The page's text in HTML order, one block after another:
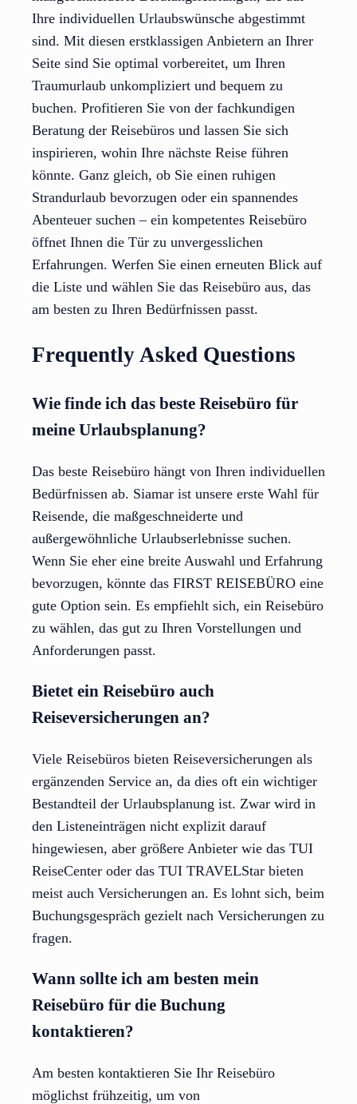
Ihre individuellen Urlaubswünsche abgestimmt
sind. Mit diesen erstklassigen Anbietern an Ihrer
Seite sind Sie optimal vorbereitet, um Ihren
Traumurlaub unkompliziert und bequem zu
buchen. Profitieren Sie von der fachkundigen
Beratung der Reisebüros und lassen Sie sich
inspirieren, wohin Ihre nächste Reise führen
könnte. Ganz gleich, ob Sie einen ruhigen
Strandurlaub bevorzugen oder ein spannendes
Abenteuer suchen – ein kompetentes Reisebüro
öffnet Ihnen die Tür zu unvergesslichen
Erfahrungen. Werfen Sie einen erneuten Blick auf
die Liste und wählen Sie das Reisebüro aus, das
am besten zu Ihren Bedürfnissen passt.
Frequently Asked Questions
Wie finde ich das beste Reisebüro für
meine Urlaubsplanung?
Das beste Reisebüro hängt von Ihren individuellen
Bedürfnissen ab. Siamar ist unsere erste Wahl für
Reisende, die maßgeschneiderte und
außergewöhnliche Urlaubserlebnisse suchen.
Wenn Sie eher eine breite Auswahl und Erfahrung
bevorzugen, könnte das FIRST REISEBÜRO eine
gute Option sein. Es empfiehlt sich, ein Reisebüro
zu wählen, das gut zu Ihren Vorstellungen und
Anforderungen passt.
Bietet ein Reisebüro auch
Reiseversicherungen an?
Viele Reisebüros bieten Reiseversicherungen als
ergänzenden Service an, da dies oft ein wichtiger
Bestandteil der Urlaubsplanung ist. Zwar wird in
den Listeneinträgen nicht explizit darauf
hingewiesen, aber größere Anbieter wie das TUI
ReiseCenter oder das TUI TRAVELStar bieten
meist auch Versicherungen an. Es lohnt sich, beim
Buchungsgespräch gezielt nach Versicherungen zu
fragen.
Wann sollte ich am besten mein
Reisebüro für die Buchung
kontaktieren?
Am besten kontaktieren Sie Ihr Reisebüro
möglichst frühzeitig, um von